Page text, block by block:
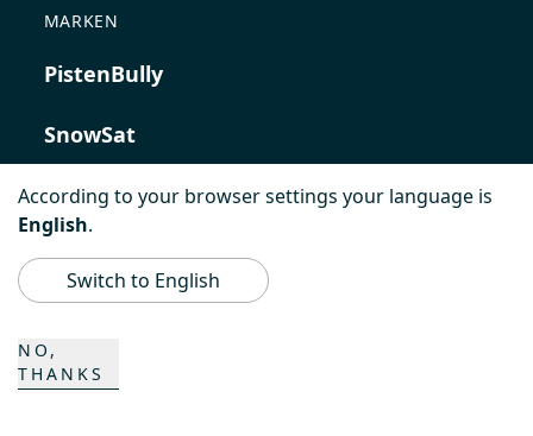
MARKEN
PistenBully
SnowSat
PowerBully
BeachTech
K COMPOSITES
According to your browser settings your language is
English.
NO,
THANKS
Switch to English